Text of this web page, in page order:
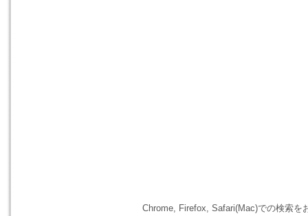
Chrome, Firefox, Safari(Mac)での検索を